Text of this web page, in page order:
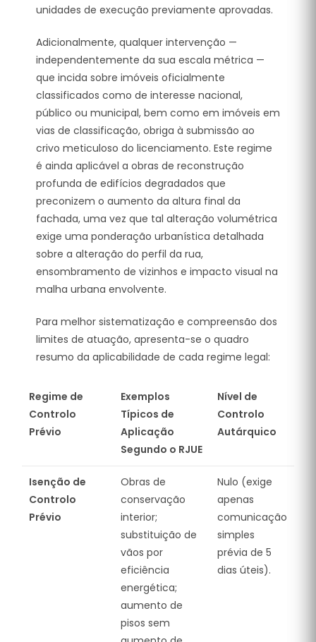
unidades de execução previamente aprovadas.
Adicionalmente, qualquer intervenção —
independentemente da sua escala métrica —
que incida sobre imóveis oficialmente
classificados como de interesse nacional,
público ou municipal, bem como em imóveis em
vias de classificação, obriga à submissão ao
crivo meticuloso do licenciamento. Este regime
é ainda aplicável a obras de reconstrução
profunda de edifícios degradados que
preconizem o aumento da altura final da
fachada, uma vez que tal alteração volumétrica
exige uma ponderação urbanística detalhada
sobre a alteração do perfil da rua,
ensombramento de vizinhos e impacto visual na
malha urbana envolvente.
Para melhor sistematização e compreensão dos
limites de atuação, apresenta-se o quadro
resumo da aplicabilidade de cada regime legal:
Regime de
Controlo
Prévio
Exemplos
Típicos de
Aplicação
Segundo o RJUE
Nível de
Controlo
Autárquico
Isenção de
Controlo
Prévio
Obras de
conservação
interior;
substituição de
vãos por
eficiência
energética;
aumento de
pisos sem
Nulo (exige
apenas
comunicação
simples
prévia de 5
dias úteis).